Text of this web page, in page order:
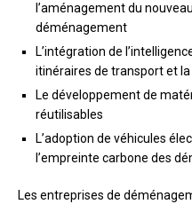
l’aménagement du
déménagement
L’intégration de
itinéraires de transport et
Le développement de
réutilisables
L’adoption de véhicules
l’empreinte carbone des
Les entreprises de